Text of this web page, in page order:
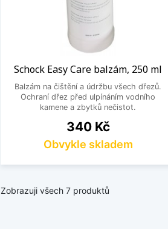
Schock Easy Care balzám, 250 ml
Balzám na čištění a údržbu všech dřezů.
Ochraní dřez před ulpínáním vodního
kamene a zbytků nečistot.
Cena
340 Kč
Obvykle skladem
Zobrazuji všech 7 produktů